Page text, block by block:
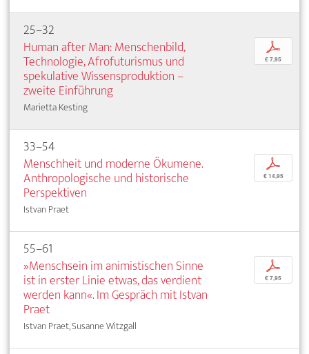
25–32
Human after Man: Menschenbild,
Technologie, Afrofuturismus und
spekulative Wissensproduktion –
zweite Einführung
Marietta Kesting
p
€ 7,95
33–54
Menschheit und moderne Ökumene.
Anthropologische und historische
Perspektiven
Istvan Praet
p
€ 14,95
55–61
»Menschsein im animistischen Sinne
ist in erster Linie etwas, das verdient
werden kann«. Im Gespräch mit Istvan
Praet
Istvan Praet, Susanne Witzgall
p
€ 7,95